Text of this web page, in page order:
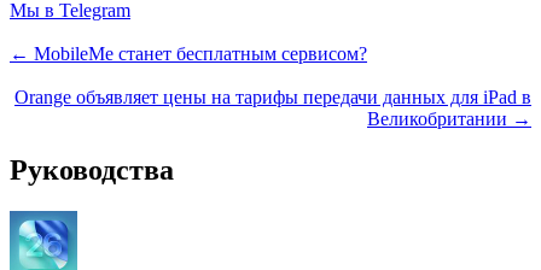
Мы в Telegram
← MobileMe станет бесплатным сервисом?
Orange объявляет цены на тарифы передачи данных для iPad в
Великобритании →
Руководства